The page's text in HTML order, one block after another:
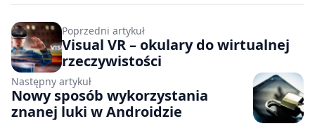
Poprzedni artykuł
Visual VR – okulary do wirtualnej
rzeczywistości
Następny artykuł
Nowy sposób wykorzystania
znanej luki w Androidzie